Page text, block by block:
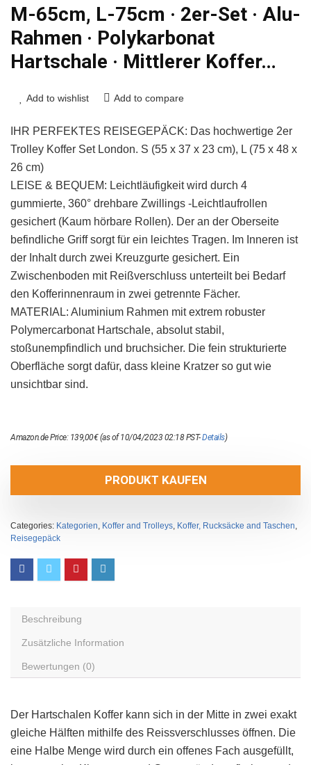
M-65cm, L-75cm · 2er-Set · Alu-
Rahmen · Polykarbonat
Hartschale · Mittlerer Koffer…
Add to wishlist Add to compare
IHR PERFEKTES REISEGEPÄCK: Das hochwertige 2er
Trolley Koffer Set London. S (55 x 37 x 23 cm), L (75 x 48 x
26 cm)
LEISE & BEQUEM: Leichtläufigkeit wird durch 4
gummierte, 360° drehbare Zwillings -Leichtlaufrollen
gesichert (Kaum hörbare Rollen). Der an der Oberseite
befindliche Griff sorgt für ein leichtes Tragen. Im Inneren ist
der Inhalt durch zwei Kreuzgurte gesichert. Ein
Zwischenboden mit Reißverschluss unterteilt bei Bedarf
den Kofferinnenraum in zwei getrennte Fächer.
MATERIAL: Aluminium Rahmen mit extrem robuster
Polymercarbonat Hartschale, absolut stabil,
stoßunempfindlich und bruchsicher. Die fein strukturierte
Oberfläche sorgt dafür, dass kleine Kratzer so gut wie
unsichtbar sind.
Amazon.de Price: 139,00€(as of 10/04/2023 02:18 PST-Details)
PRODUKT KAUFEN
Categories: Kategorien, Koffer and Trolleys, Koffer, Rucksäcke and Taschen,
Reisegepäck
Beschreibung
Zusätzliche Information
Bewertungen (0)
Der Hartschalen Koffer kann sich in der Mitte in zwei exakt
gleiche Hälften mithilfe des Reissverschlusses öffnen. Die
eine Halbe Menge wird durch ein offenes Fach ausgefüllt,